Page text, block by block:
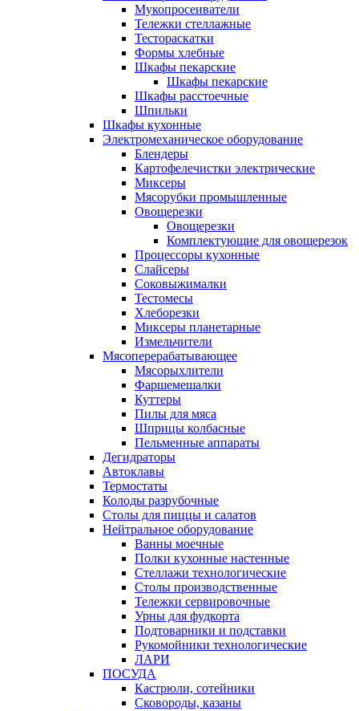
Мукопросеиватели
Тележки стеллажные
Тестораскатки
Формы хлебные
Шкафы пекарские
Шкафы пекарские
Шкафы расстоечные
Шпильки
Шкафы кухонные
Электромеханическое оборудование
Блендеры
Картофелечистки электрические
Миксеры
Мясорубки промышленные
Овощерезки
Овощерезки
Комплектующие для овощерезок
Процессоры кухонные
Слайсеры
Соковыжималки
Тестомесы
Хлеборезки
Миксеры планетарные
Измельчители
Мясоперерабатывающее
Мясорыхлители
Фаршемешалки
Куттеры
Пилы для мяса
Шприцы колбасные
Пельменные аппараты
Дегидраторы
Автоклавы
Термостаты
Колоды разрубочные
Столы для пиццы и салатов
Нейтральное оборудование
Ванны моечные
Полки кухонные настенные
Стеллажи технологические
Столы производственные
Тележки сервировочные
Урны для фудкорта
Подтоварники и подставки
Рукомойники технологические
ЛАРИ
ПОСУДА
Кастрюли, сотейники
Сковороды, казаны